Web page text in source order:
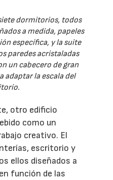
dormitorios, todos
a medida, papeles
específica, y la suite
paredes acristaladas
un cabecero de gran
adaptar la escala del
otro edificio
como un
creativo. El
escritorio y
ellos diseñados a
función de las